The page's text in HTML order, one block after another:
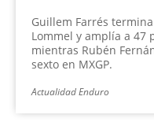
Guillem Farrés
Lommel y amplía a 47
mientras Rubén
sexto en MXGP.
Actualidad Enduro